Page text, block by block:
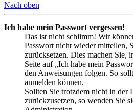
Nach oben
Ich habe mein Passwort vergessen!
Das ist nicht schlimm! Wir
Passwort nicht wieder mitteilen,
zurücksetzen. Dies machen Sie,
Seite auf „Ich habe mein
den Anweisungen folgen. So
anmelden können.
Sollten Sie trotzdem nicht in der
zurückzusetzen, so wenden Sie